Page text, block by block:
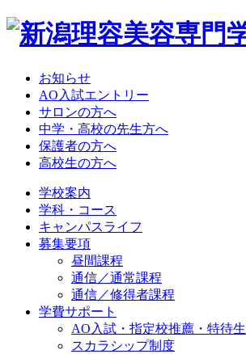
お知らせ
AO入試エントリー
サロンの方へ
中学・高校の先生方へ
保護者の方へ
高校生の方へ
学校案内
学科・コース
キャンパスライフ
募集要項
昼間課程
通信／通常課程
通信／修得者課程
学費サポート
AO入試・指定校推薦・特待生
スカラシップ制度